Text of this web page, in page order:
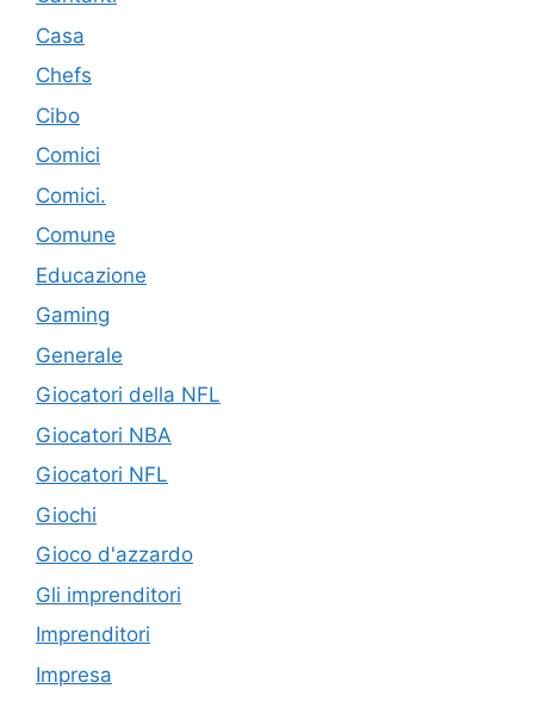
Casa
Chefs
Cibo
Comici
Comici.
Comune
Educazione
Gaming
Generale
Giocatori della NFL
Giocatori NBA
Giocatori NFL
Giochi
Gioco d'azzardo
Gli imprenditori
Imprenditori
Impresa